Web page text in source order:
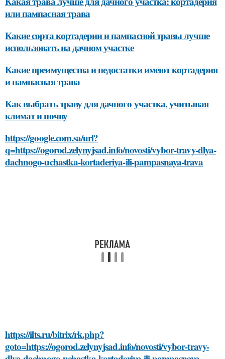
или пампасная трава
Какие сорта кортадерии и пампасной травы лучше
использовать на дачном участке
Какие преимущества и недостатки имеют кортадерия
и пампасная трава
Как выбрать траву для дачного участка, учитывая
климат и почву
https://google.com.sa/url?
q=https://ogorod.zelynyjsad.info/novosti/vybor-travy-dlya-
dachnogo-uchastka-kortaderiya-ili-pampasnaya-trava
https://ilts.ru/bitrix/rk.php?
goto=https://ogorod.zelynyjsad.info/novosti/vybor-travy-